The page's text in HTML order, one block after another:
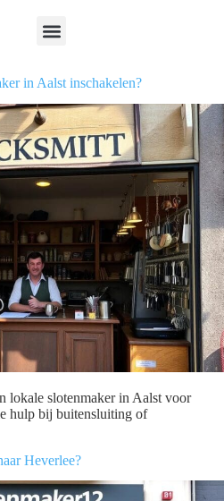
in Aalst inschakelen?
lokale slotenmaker in Aalst voor
hulp bij buitensluiting of
Heverlee?